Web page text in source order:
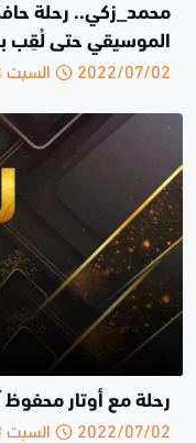
محمد_زكي.. رحلة
الموسيقي حتى لُقِب
2022/07/02 السبت 08:44 ص
رحلة مع أوتار محفوظ
2022/07/02 السبت 08:43 ص